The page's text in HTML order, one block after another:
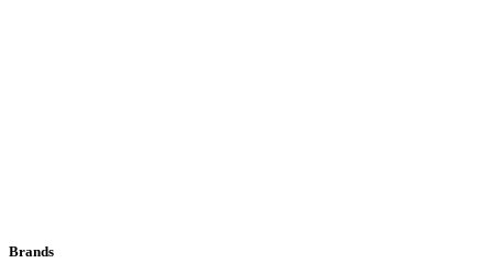
Brands